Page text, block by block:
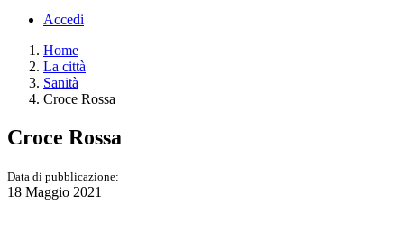
Accedi
Home
La città
Sanità
Croce Rossa
Croce Rossa
Data di pubblicazione:
18 Maggio 2021